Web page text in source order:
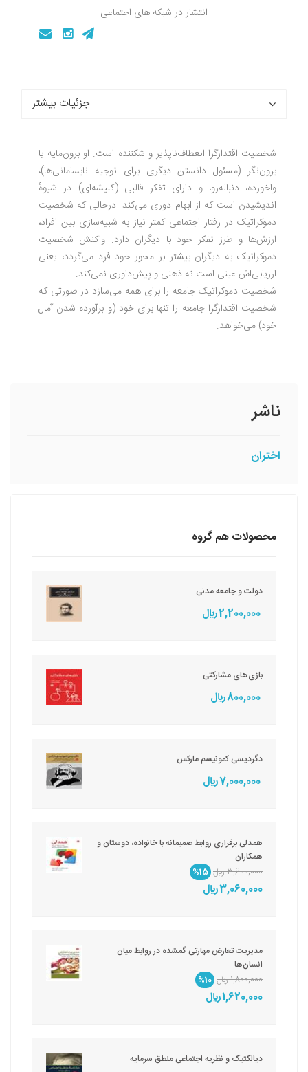
انتشار در شبکه های اجتماعی
جزئیات بیشتر
شخصیت اقتدارگرا انعطاف‌ناپذیر و شکننده است. او برون‌مایه یا
برو‌ن‌نگر (مسئول دانستن دیگری برای توجیه نابسامانی‌ها)،
واخورده، دنباله‌رو، و دارای تفکر قالبی (کلیشه‌ای) در شیوهٔ
اندیشیدن است که از ابهام دوری می‌کند. درحالی‌ که شخصیت
دموکراتیک در رفتار اجتماعی کمتر نیاز به شبیه‌سازی بین افراد،
ارزش‌ها و طرز تفکر خود با دیگران دارد. واکنش شخصیت
دموکراتیک به دیگران بیشتر بر محور خود فرد می‌گردد، یعنی
ارزیابی‌اش عینی است نه ذهنی و پیش‌داوری نمی‌کند.
شخصیت دموکراتیک جامعه را برای همه می‌سازد در صورتی که
شخصیت اقتدارگرا جامعه را تنها برای خود (و برآورده شدن آمال
خود) می‌خواهد.
ناشر
اختران
محصولات هم گروه
دولت و جامعه مدنی
2,200,000 ريال
بازی‌های مشارکتی
800,000 ريال
دگردیسی کمونیسم مارکس
7,000,000 ريال
همدلی برقراری روابط صمیمانه با خانواده، دوستان و
همکاران
3,600,000 ريال
%15
3,060,000 ريال
مدیریت تعارض مهارتی گمشده در روابط میان
انسان‌ها
1,800,000 ريال
%10
1,620,000 ريال
دیالکتیک و نظریه اجتماعی منطق سرمایه